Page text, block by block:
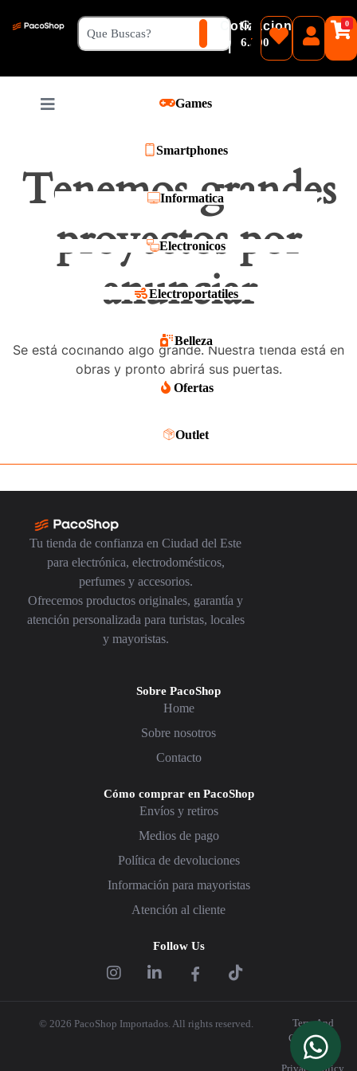
Cotizacion
|
₲
6.500Guaranies
0
Games
Smartphones
Informatica
Electronicos
Electroportatiles
Belleza
Ofertas
Outlet
Tenemos grandes
proyectos por
anunciar
Se está cocinando algo grande. Nuestra tienda está en
obras y pronto abrirá sus puertas.
Tu tienda de confianza en Ciudad del Este
para electrónica, electrodomésticos,
perfumes y accesorios.
Ofrecemos productos originales, garantía y
atención personalizada para turistas, locales
y mayoristas.
Sobre PacoShop
Home
Sobre nosotros
Contacto
Cómo comprar en PacoShop
Envíos y retiros
Medios de pago
Política de devoluciones
Información para mayoristas
Atención al cliente
Follow Us
© 2026 PacoShop Importados. All rights reserved.
Term And
Conditions
|
Privacy Policy